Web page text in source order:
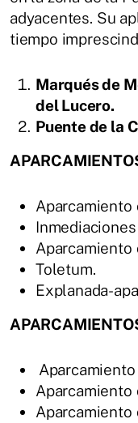
adyacentes. Su
tiempo
Marqués de
del Lucero.
Puente de la
Aparcamiento
Aparcamiento
Toletum.
Explanada-
Aparcamiento